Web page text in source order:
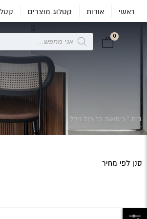
ראשי אודות קטלוג מוצרים
0
Products
search
בית » כיסאות בר רגל ניקל
סנן לפי מחיר